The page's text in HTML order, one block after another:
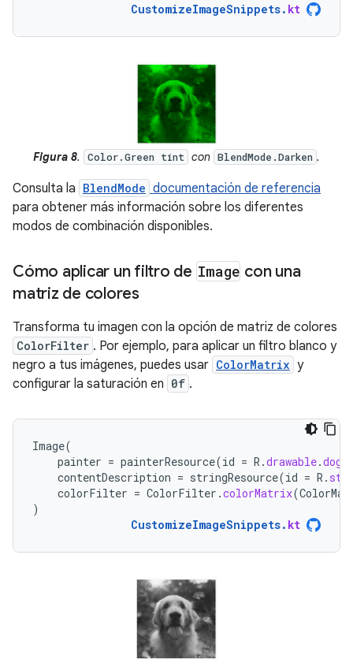
CustomizeImageSnippets. kt
Figura 8. Color.Green tint con BlendMode.Darken .
Consulta la BlendMode documentación de referencia
para obtener más información sobre los diferentes
modos de combinación disponibles.
Cómo aplicar un filtro de Image con una
matriz de colores
Transforma tu imagen con la opción de matriz de colores
ColorFilter . Por ejemplo, para aplicar un filtro blanco y
negro a tus imágenes, puedes usar ColorMatrix y
configurar la saturación en 0f .
Image(
painter = painterResource(id = R .drawable.dog
contentDescription = stringResource(id = R .
colorFilter = ColorFilter .colorMatrix(
)
CustomizeImageSnippets. kt